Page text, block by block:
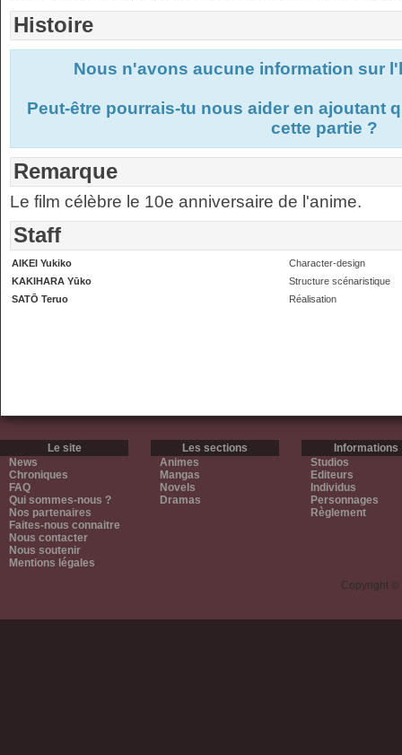
Histoire
Nous n'avons aucune information sur
Peut-être pourrais-tu nous aider en ajoutant
cette partie ?
Remarque
Le film célèbre le 10e anniversaire de l'anime.
Staff
AIKEI Yukiko
Character-design
KAKIHARA Yūko
Structure scénaristique
SATŌ Teruo
Réalisation
Le site
News
Chroniques
FAQ
Qui sommes-nous ?
Nos partenaires
Faites-nous connaitre
Nous contacter
Nous soutenir
Mentions légales
Les sections
Animes
Mangas
Novels
Dramas
Informations
Studios
Editeurs
Individus
Personnages
Règlement
Copyright ©